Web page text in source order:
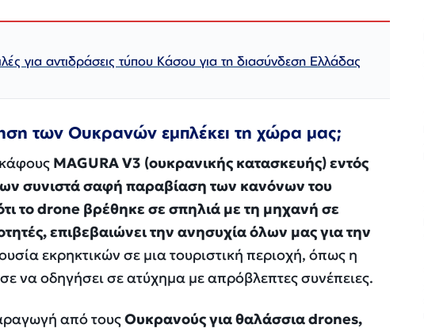
για αντιδράσεις τύπου Κάσου για τη διασύνδεση Ελλάδας
των Ουκρανών εμπλέκει τη χώρα μας;
MAGURA V3 (ουκρανικής κατασκευής) εντός
συνιστά σαφή παραβίαση των κανόνων του
το drone βρέθηκε σε σπηλιά με τη μηχανή σε
επιβεβαιώνει την ανησυχία όλων μας για την
εκρηκτικών σε μια τουριστική περιοχή, όπως η
να οδηγήσει σε ατύχημα με απρόβλεπτες συνέπειες.
από τουςΟυκρανούς για θαλάσσια drones,